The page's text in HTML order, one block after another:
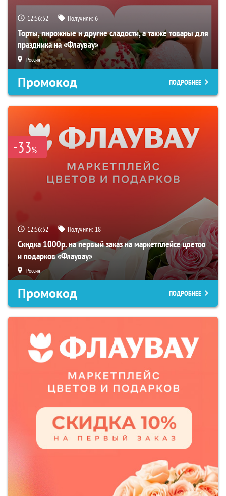
12:56:51 Получили:6
Торты, пирожные и другие сладости, а также товары для
праздника на «Флаувау»
Россия
Промокод ПОДРОБНЕЕ
-33%
12:56:51 Получили: 18
Скидка 1000р. на первый заказ на маркетплейсе цветов
и подарков «Флаувау»
Россия
Промокод ПОДРОБНЕЕ